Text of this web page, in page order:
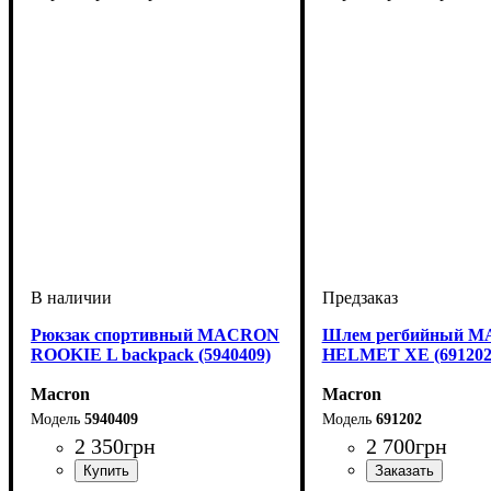
Рюкзак спортивный MACRON
ROOKIE L backpack (5940409)
Macron
5940409
2 350грн
Шлем регбийный
HELMET XE
Macron
691202
2 700грн